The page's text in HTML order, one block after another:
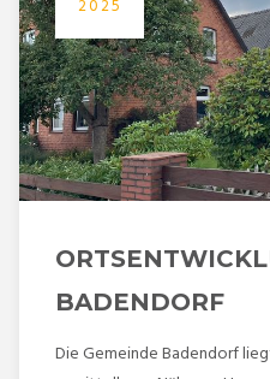
2025
BADENDORF
Die Gemeinde Badendorf